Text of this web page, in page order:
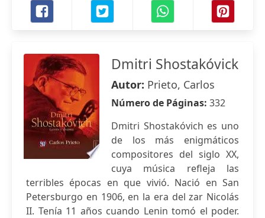
Dmitri Shostakóvick
Autor: Prieto, Carlos
Número de Páginas: 332
Dmitri Shostakóvich es uno
de los más enigmáticos
compositores del siglo XX,
cuya música refleja las
terribles épocas en que vivió. Nació en San
Petersburgo en 1906, en la era del zar Nicolás
II. Tenía 11 años cuando Lenin tomó el poder.